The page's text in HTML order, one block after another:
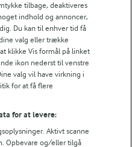
æggeblommer,
citronskal og -saft.
med det vand som
vandbad. Rør
og vend
og pisk i
stiftpiskede hvider i
tilbage, deaktiveres
indhold og annoncer,
Du kan til enhver tid få
valg eller trække
klikke Vis formål på linket
ikon nederst til venstre
valg vil have virkning i
for at få flere
for at levere:
Aktivt scanne
Opbevare og/eller tilgå